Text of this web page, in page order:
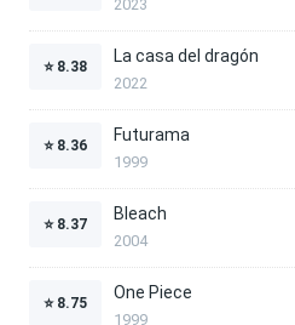
2023
⭐ 8.38
La casa del dragón
2022
⭐ 8.36
Futurama
1999
⭐ 8.37
Bleach
2004
⭐ 8.75
One Piece
1999